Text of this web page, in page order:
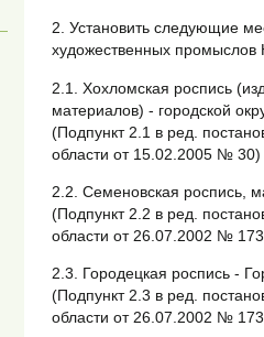
2. Установить следующие
художественных промыслов
2.1. Хохломская роспись
материалов) - городской
(Подпункт 2.1 в ред.
области от 15.02.2005 № 30)
2.2. Семеновская роспись,
(Подпункт 2.2 в ред.
области от 26.07.2002 №
2.3. Городецкая роспись -
(Подпункт 2.3 в ред.
области от 26.07.2002 №